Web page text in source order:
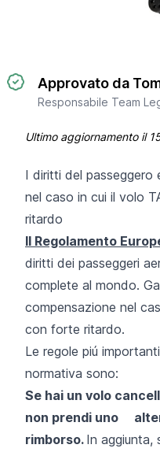
Approvato da
Responsabile Team
Ultimo aggiornamento il
I diritti del
nel caso in cui il volo
ritardo
Il Regolamento
diritti dei passeggeri
complete al mondo.
compensazione nel
con forte ritardo.
Le regole piú
normativa sono:
Se hai un volo
non prendi uno
rimborso. In aggiunta,